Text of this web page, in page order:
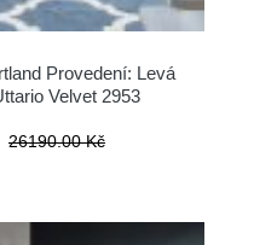
Provedení: Levá
Velvet 2953
26190.00 Kč